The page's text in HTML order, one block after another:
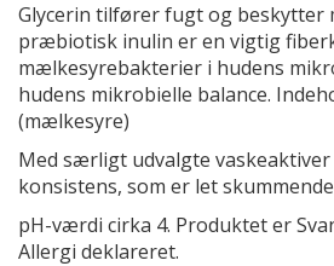
Glycerin tilfører fugt og beskytter
præbiotisk inulin er en vigtig
mælkesyrebakterier i hudens
hudens mikrobielle balance.
(mælkesyre)
Med særligt udvalgte
konsistens, som er let
pH-værdi cirka 4. Produktet er
Allergi deklareret.